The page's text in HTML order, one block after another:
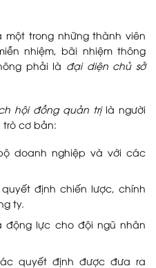
trong những thành viên
nhiệm, bãi nhiệm thông
phải là đại diện chủ sở
hội đồng quản trị là người
cơ bản:
doanh nghiệp và với các
định chiến lược, chính
ty.
lực cho đội ngũ nhân
quyết định được đưa ra